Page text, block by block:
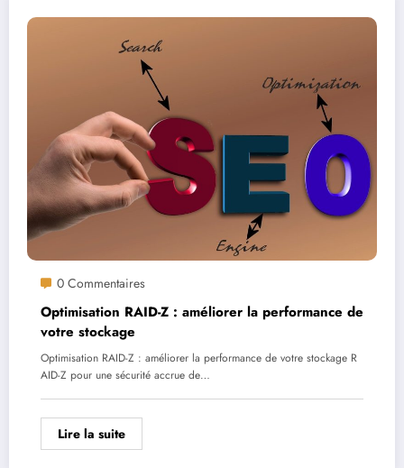
0 Commentaires
Optimisation RAID-Z : améliorer la performance de
votre stockage
Optimisation RAID-Z : améliorer la performance de votre stockage R
AID-Z pour une sécurité accrue de…
Lire la suite